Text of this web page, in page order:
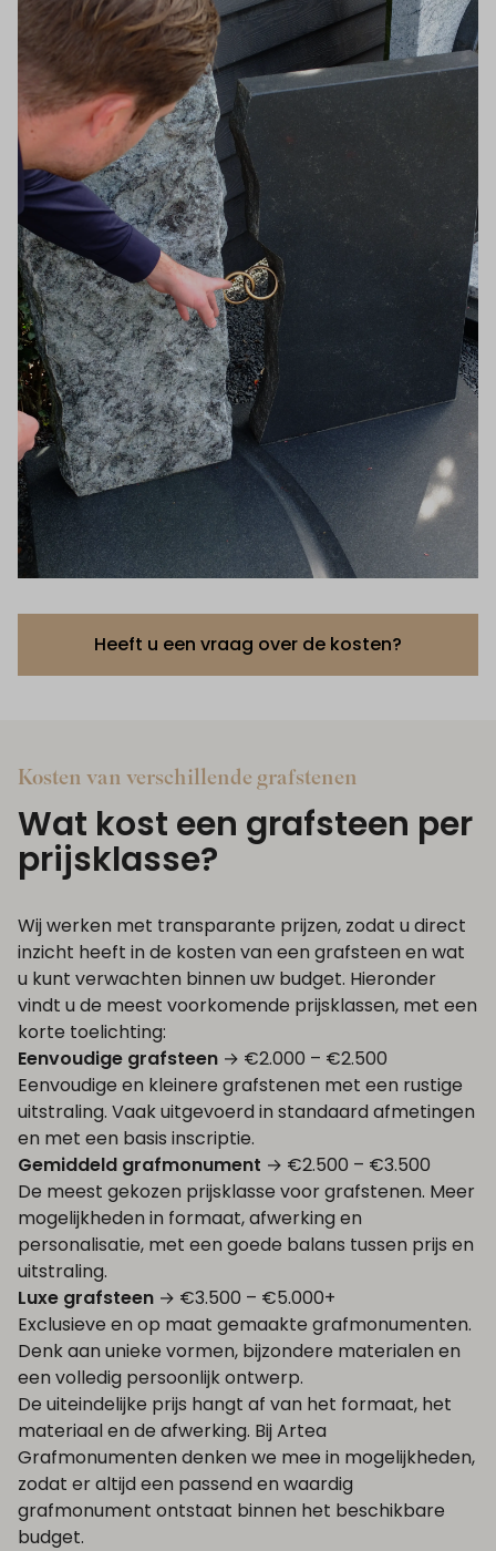
Heeft u een vraag over de kosten?
Kosten van verschillende grafstenen
Wat kost een grafsteen per
prijsklasse?
Wij werken met transparante prijzen, zodat u direct
inzicht heeft in de kosten van een grafsteen en wat
u kunt verwachten binnen uw budget. Hieronder
vindt u de meest voorkomende prijsklassen, met een
korte toelichting:
Eenvoudige grafsteen → €2.000 – €2.500
Eenvoudige en kleinere grafstenen met een rustige
uitstraling. Vaak uitgevoerd in standaard afmetingen
en met een basis inscriptie.
Gemiddeld grafmonument → €2.500 – €3.500
De meest gekozen prijsklasse voor grafstenen. Meer
mogelijkheden in formaat, afwerking en
personalisatie, met een goede balans tussen prijs en
uitstraling.
Luxe grafsteen → €3.500 – €5.000+
Exclusieve en op maat gemaakte grafmonumenten.
Denk aan unieke vormen, bijzondere materialen en
een volledig persoonlijk ontwerp.
De uiteindelijke prijs hangt af van het formaat, het
materiaal en de afwerking. Bij Artea
Grafmonumenten denken we mee in mogelijkheden,
zodat er altijd een passend en waardig
grafmonument ontstaat binnen het beschikbare
budget.